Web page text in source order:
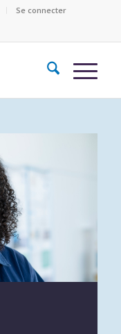
Se connecter